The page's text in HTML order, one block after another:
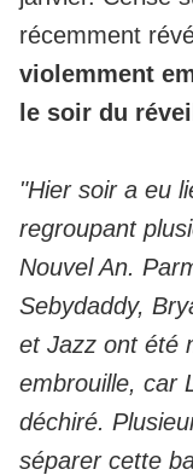
récemment
violemment
le soir du
"Hier soir a eu
regroupant
Nouvel An.
Sebydaddy,
et Jazz ont été
embrouille, car
déchiré.
séparer cette